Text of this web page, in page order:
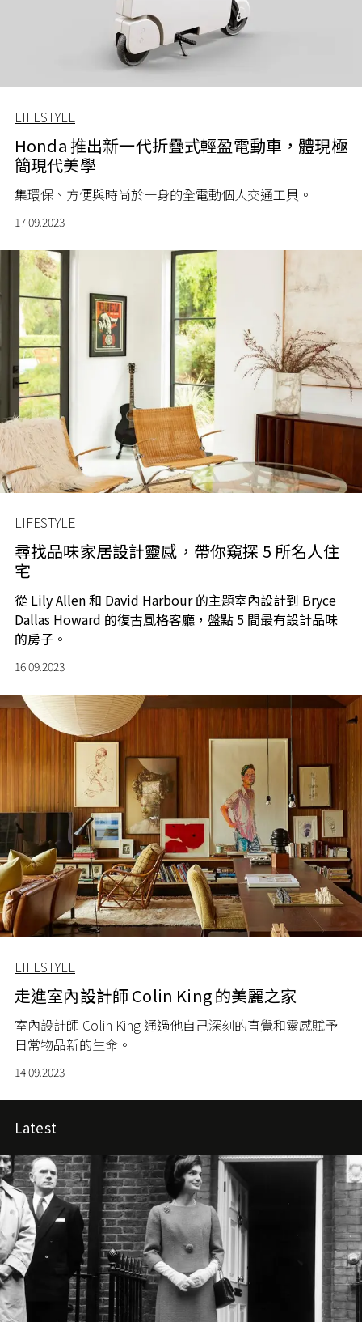
LIFESTYLE
Honda 推出新一代折疊式輕盈電動車，體現極
簡現代美學
集環保、方便與時尚於一身的全電動個人交通工具。
17.09.2023
LIFESTYLE
尋找品味家居設計靈感，帶你窺探 5 所名人住
宅
從 Lily Allen 和 David Harbour 的主題室內設計到 Bryce
Dallas Howard 的復古風格客廳，盤點 5 間最有設計品味
的房子。
16.09.2023
LIFESTYLE
走進室內設計師 Colin King 的美麗之家
室內設計師 Colin King 通過他自己深刻的直覺和靈感賦予
日常物品新的生命。
14.09.2023
Latest